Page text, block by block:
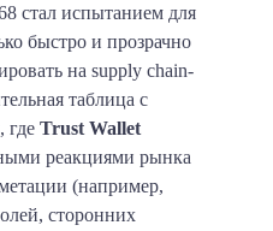
стал испытанием для
быстро и прозрачно
на supply chain-
таблица с
где Trust Wallet
реакциями рынка
(например,
сторонних